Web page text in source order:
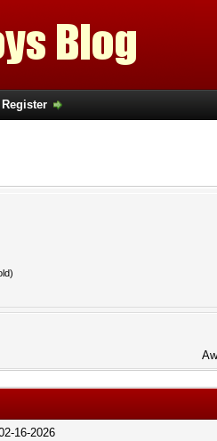
Register
16-2026